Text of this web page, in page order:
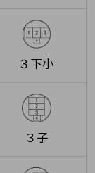
３下小
３子